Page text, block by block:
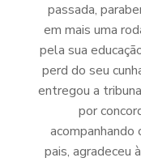
passada,
em mais uma
pela sua
perd do seu
entregou a
por
acompanhando
pais, agradeceu